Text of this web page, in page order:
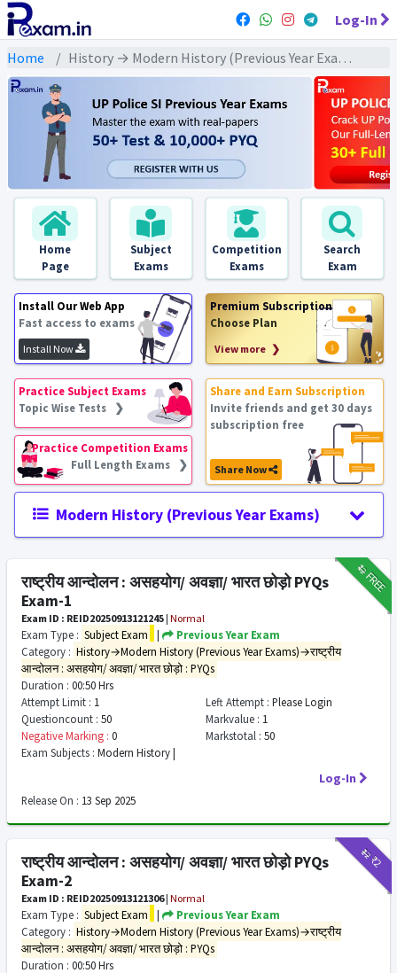
Log-In
Home History → Modern History (Previous Year Exams) → राष्ट्रीय आन्दोलन : असहयोग/ अवज्ञा/ भारत छोड़ो : PYQs
Home
Page
Subject
Exams
Competition
Exams
Search
Exam
Install Our Web App
Fast access to exams
Install Now
Premium Subscription
Choose Plan
View more ❯
Practice Subject Exams
Topic Wise Tests ❯
Practice Competition Exams
Full Length Exams ❯
Share and Earn Subscription
Invite friends and get 30 days
subscription free
Share Now
Modern History (Previous Year Exams)
₹12FREE
राष्ट्रीय आन्दोलन : असहयोग/ अवज्ञा/ भारत छोड़ो PYQs
Exam-1
Exam ID : REID20250913121245 | Normal
Exam Type : Subject Exam |
Previous Year Exam
Category : History→Modern History (Previous Year Exams)→राष्ट्रीय
आन्दोलन : असहयोग/ अवज्ञा/ भारत छोड़ो : PYQs
Duration : 00:50 Hrs
Attempt Limit : 1 Left Attempt : Please Login
Questioncount : 50 Markvalue : 1
Negative Marking : 0 Markstotal : 50
Exam Subjects : Modern History |
Log-In
Release On : 13 Sep 2025
₹12₹2
राष्ट्रीय आन्दोलन : असहयोग/ अवज्ञा/ भारत छोड़ो PYQs
Exam-2
Exam ID : REID20250913121306| Normal
Exam Type : Subject Exam |
Previous Year Exam
Category : History→Modern History (Previous Year Exams)→राष्ट्रीय
आन्दोलन : असहयोग/ अवज्ञा/ भारत छोड़ो : PYQs
Duration : 00:50 Hrs